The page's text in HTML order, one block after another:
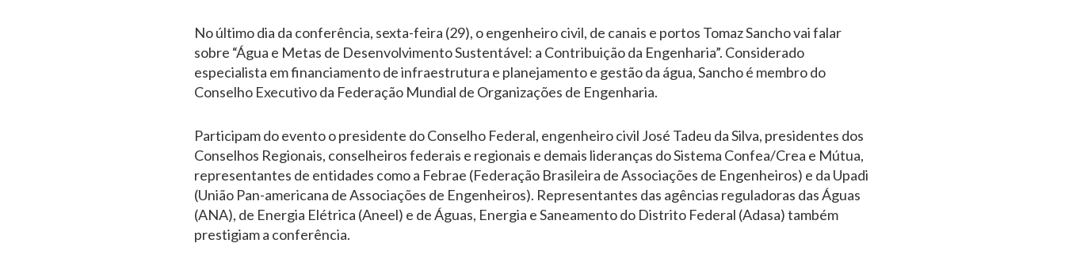
No último dia da conferência, sexta-feira (29), o engenheiro civil, de canais e portos Tomaz Sancho vai falar
sobre “Água e Metas de Desenvolvimento Sustentável: a Contribuição da Engenharia”. Considerado
especialista em financiamento de infraestrutura e planejamento e gestão da água, Sancho é membro do
Conselho Executivo da Federação Mundial de Organizações de Engenharia.
Participam do evento o presidente do Conselho Federal, engenheiro civil José Tadeu da Silva, presidentes dos
Conselhos Regionais, conselheiros federais e regionais e demais lideranças do Sistema Confea/Crea e Mútua,
representantes de entidades como a Febrae (Federação Brasileira de Associações de Engenheiros) e da Upadi
(União Pan-americana de Associações de Engenheiros). Representantes das agências reguladoras das Águas
(ANA), de Energia Elétrica (Aneel) e de Águas, Energia e Saneamento do Distrito Federal (Adasa) também
prestigiam a conferência.